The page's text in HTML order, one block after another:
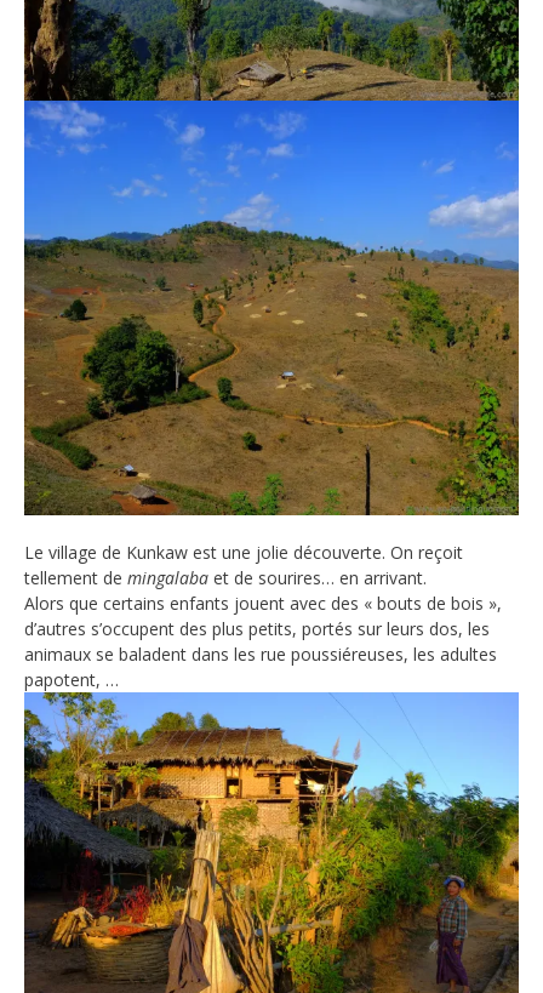
Le village de Kunkaw est une jolie découverte. On reçoit
tellement de mingalaba et de sourires… en arrivant.
Alors que certains enfants jouent avec des « bouts de bois »,
d’autres s’occupent des plus petits, portés sur leurs dos, les
animaux se baladent dans les rue poussiéreuses, les adultes
papotent, …